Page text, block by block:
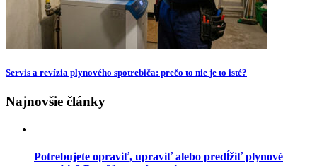
Servis a revízia plynového spotrebiča: prečo to nie je to isté?
Najnovšie články
Potrebujete opraviť, upraviť alebo predĺžiť plynové